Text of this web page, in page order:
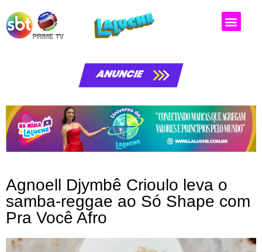
ANUNCIE
Agnoell Djymbê Crioulo leva o
samba-reggae ao Só Shape com
Pra Você Afro